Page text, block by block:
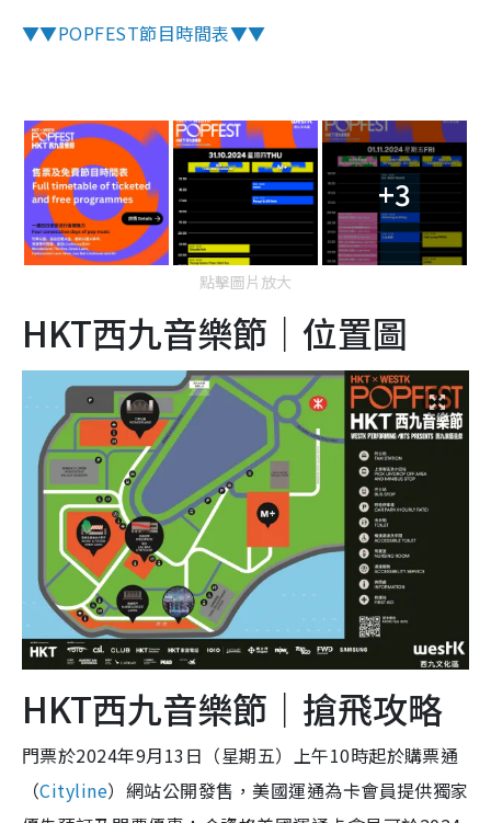
▼▼POPFEST節目時間表▼▼
+3
點擊圖片放大
HKT西九音樂節｜位置圖
HKT西九音樂節｜搶飛攻略
門票於2024年9月13日（星期五）上午10時起於購票通
（Cityline）網站公開發售，美國運通為卡會員提供獨家